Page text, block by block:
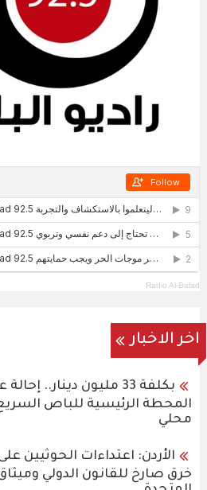
Radio Al-Balad
اخر الاخبار
بكلفة 33 مليون دينار..
المحطة الرئيسية للباص
محلي
الأردن: اعتداءات الحوثيين
خرق صارخ للقانون الدولي